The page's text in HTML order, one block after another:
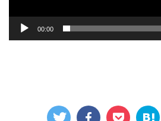
00:00